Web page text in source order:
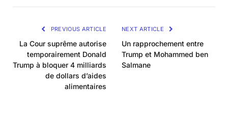
PREVIOUS ARTICLE
La Cour suprême autorise
temporairement Donald
Trump à bloquer 4 milliards
de dollars d’aides
alimentaires
NEXT ARTICLE
Un rapprochement entre
Trump et Mohammed ben
Salmane